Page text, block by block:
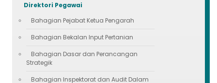
Direktori Pegawai
Bahagian Pejabat Ketua Pengarah
Bahagian Bekalan Input Pertanian
Bahagian Dasar dan Perancangan
Strategik
Bahagian Inspektorat dan Audit Dalam